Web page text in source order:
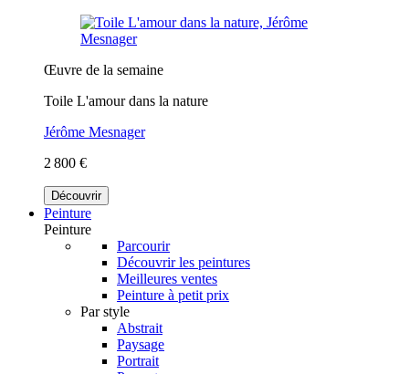
Œuvre de la semaine
Toile L'amour dans la nature
Jérôme Mesnager
2 800 €
Découvrir
Peinture
Peinture
Parcourir
Découvrir les peintures
Meilleures ventes
Peinture à petit prix
Par style
Abstrait
Paysage
Portrait